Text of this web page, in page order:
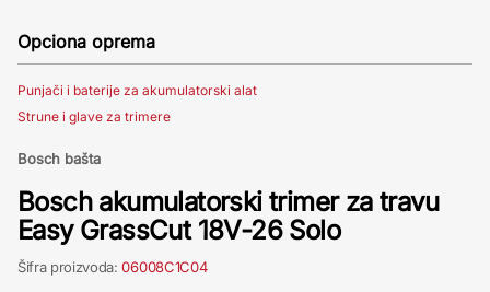
Opciona oprema
Punjači i baterije za akumulatorski alat
Strune i glave za trimere
Bosch bašta
Bosch akumulatorski trimer za travu
Easy GrassCut 18V-26 Solo
Šifra proizvoda:06008C1C04